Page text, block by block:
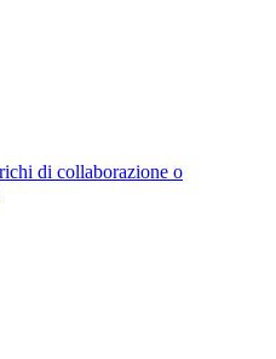
di collaborazione o